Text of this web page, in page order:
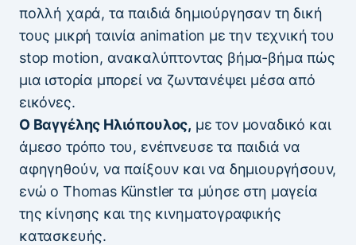
πολλή χαρά, τα παιδιά δημιούργησαν τη δική
τους μικρή ταινία animation με την τεχνική του
stop motion, ανακαλύπτοντας βήμα-βήμα πώς
μια ιστορία μπορεί να ζωντανέψει μέσα από
εικόνες.
Ο Βαγγέλης Ηλιόπουλος, με τον μοναδικό και
άμεσο τρόπο του, ενέπνευσε τα παιδιά να
αφηγηθούν, να παίξουν και να δημιουργήσουν,
ενώ ο Thomas Künstler τα μύησε στη μαγεία
της κίνησης και της κινηματογραφικής
κατασκευής.